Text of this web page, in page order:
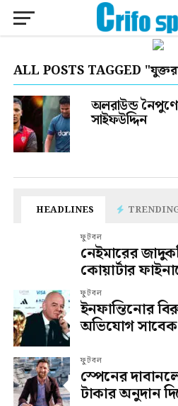
ALL POSTS TAGGED
অলরাউন্ড
সাইফউদ্দিন
HEADLINES
ফুটবল
নেইমারের
কোয়ার্টার
ফুটবল
ইনফান্তিনোর
অভিযোগ
ফুটবল
স্পেনের
টাকার অনুদান